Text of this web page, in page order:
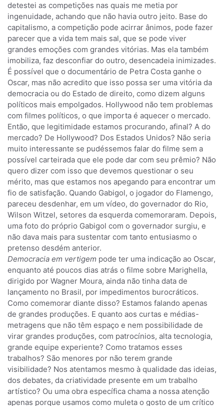
detestei as competições nas quais me metia por
ingenuidade, achando que não havia outro jeito. Base do
capitalismo, a competição pode acirrar ânimos, pode fazer
parecer que a vida tem mais sal, que se pode viver
grandes emoções com grandes vitórias. Mas ela também
imobiliza, faz desconfiar do outro, desencadeia inimizades.
É possível que o documentário de Petra Costa ganhe o
Oscar, mas não acredito que isso possa ser uma vitória da
democracia ou do Estado de direito, como dizem alguns
políticos mais empolgados. Hollywood não tem problemas
com filmes políticos, o que importa é aquecer o mercado.
Então, que legitimidade estamos procurando, afinal? A do
mercado? De Hollywood? Dos Estados Unidos? Não seria
muito interessante se pudéssemos falar do filme sem a
possível carteirada que ele pode dar com seu prêmio? Não
quero dizer com isso que devemos questionar o seu
mérito, mas que estamos nos apegando para encontrar um
fio de satisfação. Quando Gabigol, o jogador do Flamengo,
pareceu desdenhar, em um vídeo, do governador do Rio,
Wilson Witzel, setores da esquerda comemoraram. Depois,
uma foto do próprio Gabigol com o governador surgiu, e
não dava mais para sustentar com tanto entusiasmo o
pretenso desdém anterior.
Democracia em vertigem pode ter uma indicação ao Oscar,
enquanto até poucos dias atrás o filme sobre Marighella,
dirigido por Wagner Moura, ainda não tinha data de
lançamento no Brasil, por impedimentos burocráticos.
Como comemorar diante disso? Estamos falando apenas
de grandes produções. E quanto aos curtas e médias-
metragens que não têm espaço e nem possibilidade de
virar grandes produções, com patrocínios, alta tecnologia,
grande equipe experiente? Como tratamos esses
trabalhos? São menores por não terem grande
visibilidade? Nos atentamos mesmo à qualidade das ideias,
dos debates, da criatividade presente em um trabalho
artístico? Ou uma obra específica chama a nossa atenção
apenas porque usamos como muleta o gosto de um crítico